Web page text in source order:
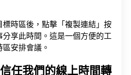
時區後，點擊「複製連結」按
享此時間。這是一個方便的工
安排會議。
任我們的線上時間轉